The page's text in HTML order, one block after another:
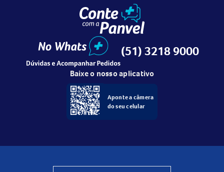
(51) 3218 9000
Baixe o nosso aplicativo
Aponte a câmera
do seu celular